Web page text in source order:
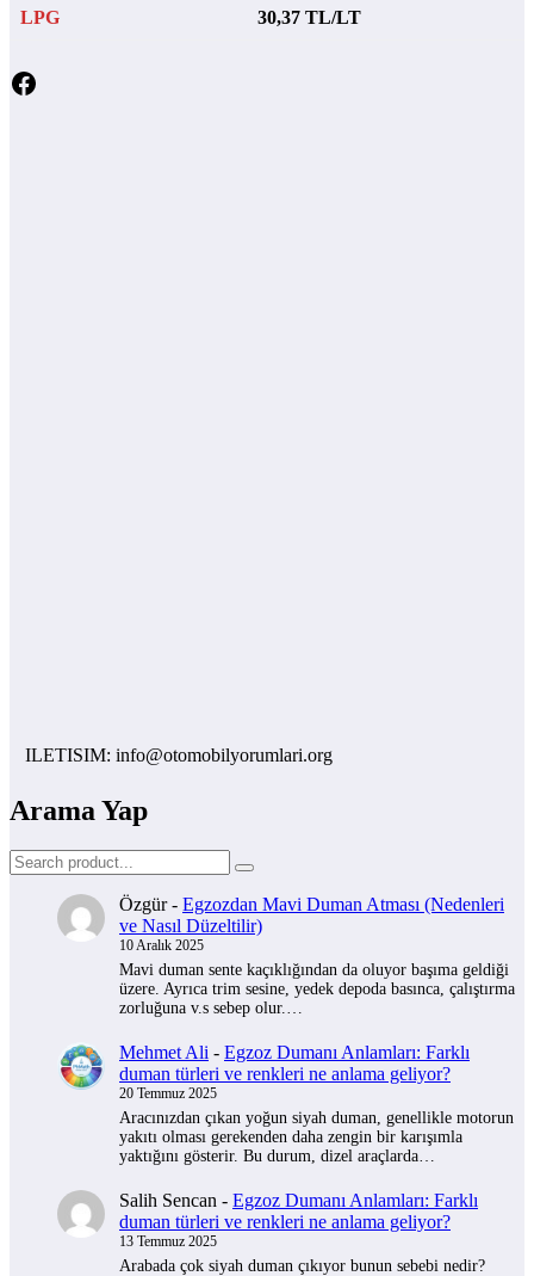
LPG 30,37 TL/LT
Facebook
info@otomobilyorumlari.org
Arama Yap
Özgür- Egzozdan Mavi Duman Atması (Nedenleri
ve Nasıl Düzeltilir)
10 Aralık 2025
Mavi duman sente kaçıklığından da oluyor başıma geldiği
üzere. Ayrıca trim sesine, yedek depoda basınca, çalıştırma
zorluğuna v.s sebep olur.…
Mehmet Ali - Egzoz Dumanı Anlamları: Farklı
duman türleri ve renkleri ne anlama geliyor?
20 Temmuz 2025
Aracınızdan çıkan yoğun siyah duman, genellikle motorun
yakıtı olması gerekenden daha zengin bir karışımla
yaktığını gösterir. Bu durum, dizel araçlarda…
Salih Sencan - Egzoz Dumanı Anlamları: Farklı
duman türleri ve renkleri ne anlama geliyor?
13 Temmuz 2025
Arabada çok siyah duman çıkıyor bunun sebebi nedir?